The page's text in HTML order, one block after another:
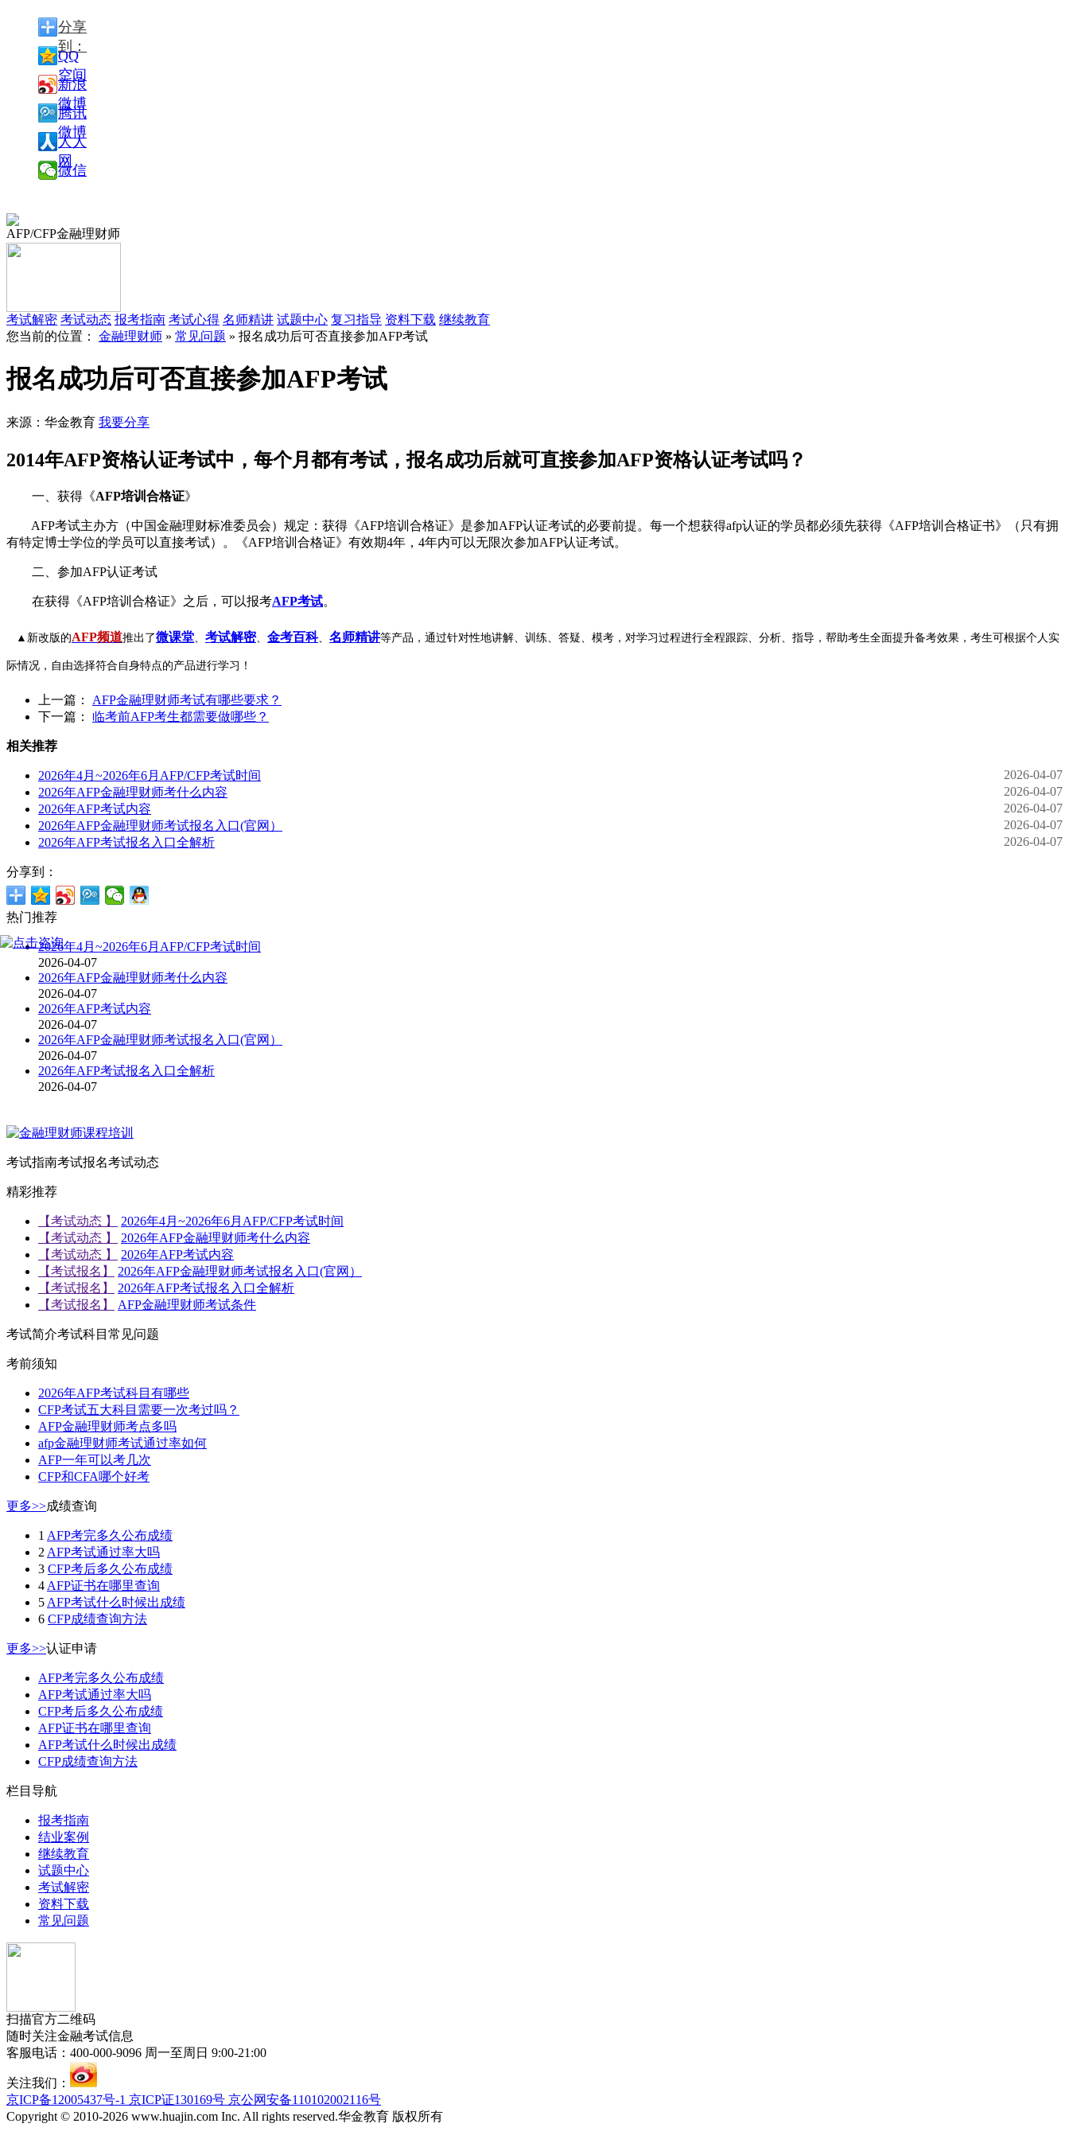
分享
到：
QQ
空间
新浪
微博
腾讯
微博
人人
网
微信
AFP/CFP金融理财师
考试解密 考试动态 报考指南 考试心得 名师精讲 试题中心 复习指导 资料下载 继续教育
您当前的位置： 金融理财师 » 常见问题 » 报名成功后可否直接参加AFP考试
报名成功后可否直接参加AFP考试
来源：华金教育 我要分享
2014年AFP资格认证考试中，每个月都有考试，报名成功后就可直接参加AFP资格认证考试吗？
一、获得《AFP培训合格证》
AFP考试主办方（中国金融理财标准委员会）规定：获得《AFP培训合格证》是参加AFP认证考试的必要前提。每一个想获得afp认证的学员都必须先获得《AFP培训合格证书》（只有拥
有特定博士学位的学员可以直接考试）。《AFP培训合格证》有效期4年，4年内可以无限次参加AFP认证考试。
二、参加AFP认证考试
在获得《AFP培训合格证》之后，可以报考AFP考试。
▲新改版的AFP频道推出了微课堂 考试解密、 金考百科、 名师精讲等产品，通过针对性地讲解、训练、答疑、模考，对学习过程进行全程跟踪、分析、指导，帮助考生全面提升备考效果，考生可根据个人实
际情况，自由选择符合自身特点的产品进行学习！
上一篇：
AFP金融理财师考试有哪些要求？
下一篇：
临考前AFP考生都需要做哪些？
相关推荐
2026年4月~2026年6月AFP/CFP考试时间
2026-04-07
2026年AFP金融理财师考什么内容
2026-04-07
2026年AFP考试内容
2026-04-07
2026年AFP金融理财师考试报名入口(官网）
2026-04-07
2026年AFP考试报名入口全解析
2026-04-07
分享到：
热门推荐
2026年4月~2026年6月AFP/CFP考试时间
2026-04-07
2026年AFP金融理财师考什么内容
2026-04-07
2026年AFP考试内容
2026-04-07
2026年AFP金融理财师考试报名入口(官网）
2026-04-07
2026年AFP考试报名入口全解析
2026-04-07
考试指南考试报名考试动态
精彩推荐
【考试动态 】
2026年4月~2026年6月AFP/CFP考试时间
【考试动态 】
2026年AFP金融理财师考什么内容
【考试动态 】
2026年AFP考试内容
【考试报名】
2026年AFP金融理财师考试报名入口(官网）
【考试报名】
2026年AFP考试报名入口全解析
【考试报名】
AFP金融理财师考试条件
考试简介考试科目 常见问题
考前须知
2026年AFP考试科目有哪些
CFP考试五大科目需要一次考过吗？
AFP金融理财师考点多吗
afp金融理财师考试通过率如何
AFP一年可以考几次
CFP和CFA哪个好考
更多>>成绩查询
1 AFP考完多久公布成绩
2 AFP考试通过率大吗
3 CFP考后多久公布成绩
4 AFP证书在哪里查询
5 AFP考试什么时候出成绩
6 CFP成绩查询方法
更多>>认证申请
AFP考完多久公布成绩
AFP考试通过率大吗
CFP考后多久公布成绩
AFP证书在哪里查询
AFP考试什么时候出成绩
CFP成绩查询方法
栏目导航
报考指南
结业案例
继续教育
试题中心
考试解密
资料下载
常见问题
扫描官方二维码
随时关注金融考试信息
客服电话：400-000-9096 周一至周日 9:00-21:00
关注我们：
京ICP备12005437号-1 京ICP证130169号 京公网安备110102002116号
Copyright © 2010-2026 www.huajin.com Inc. All rights reserved.华金教育 版权所有